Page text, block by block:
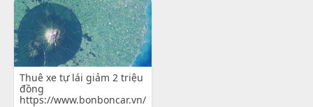
Thuê xe tự lái giảm 2 triệu
đồng
https://www.bonboncar.vn/